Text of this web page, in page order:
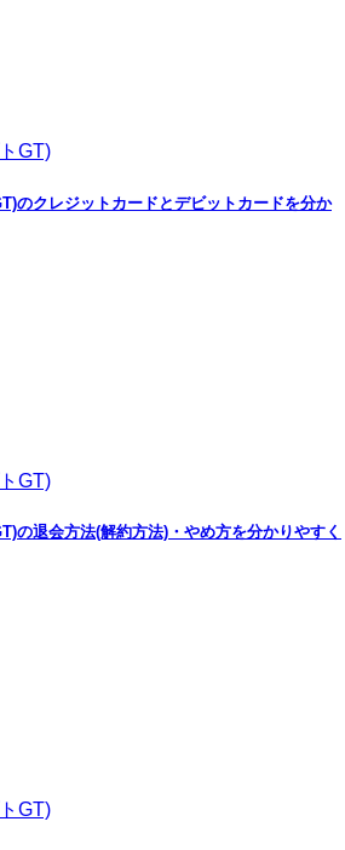
GT)
のクレジットカードとデビットカードを分か
GT)
の退会方法(解約方法)・やめ方を分かりやすく
GT)